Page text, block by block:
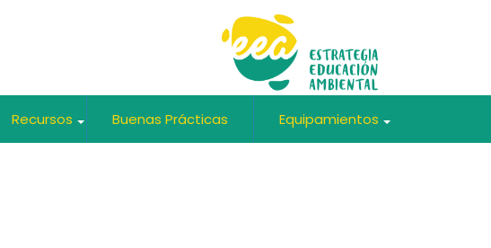
+
Recursos Buenas Prácticas +
Equipamientos